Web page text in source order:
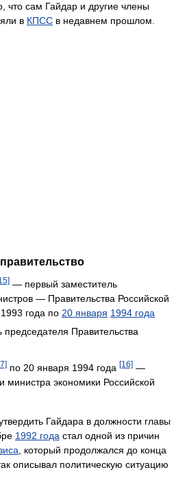
что сам Гайдар и другие члены
в КПСС в недавнем прошлом.
— первый заместитель
— Правительства Российской
года по 20 января 1994 года
Правительства
по 20 января 1994 года [16] —
экономики Российской
Гайдара в должности главы
1992 года стал одной из причин
, который продолжался до конца
описывал политическую ситуацию